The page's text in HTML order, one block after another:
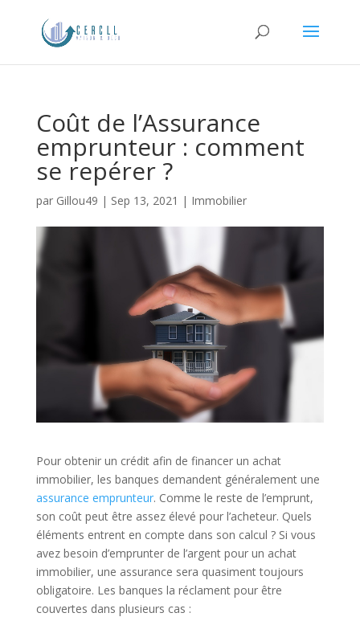
Coût de l’Assurance
emprunteur : comment
se repérer ?
par Gillou49 | Sep 13, 2021 | Immobilier
Pour obtenir un crédit afin de financer un achat
immobilier, les banques demandent généralement une
assurance emprunteur. Comme le reste de l’emprunt,
son coût peut être assez élevé pour l’acheteur. Quels
éléments entrent en compte dans son calcul ? Si vous
avez besoin d’emprunter de l’argent pour un achat
immobilier, une assurance sera quasiment toujours
obligatoire. Les banques la réclament pour être
couvertes dans plusieurs cas :